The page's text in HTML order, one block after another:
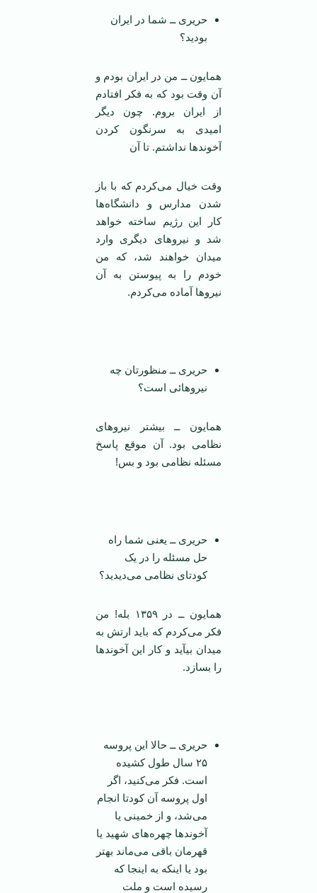
حریری ــ شما در ایران
بودید؟
همایون ــ من در ایران بودم و
آن وقت بود که به فکر افتادم
از ایران بروم. چون دیگر
امیدی به سرنگون کردن
آخوند‌ها نداشتم. تا آن
وقت خیال می‌کردم که با باز
شدن مدارس و دانشگاه‌ها
کار این رژیم ساخته خواهد
شد و نیروهای دیگری وارد
میدان خواهند شد، که من
خودم را به پیوستن به آن
نیرو‌ها آماده می‌کردم.
حریری ــ منظورتان چه
نیروهائی است؟
همایون ــ بیشتر نیروهای
نظامی بود. آن موقع پاسخ
مسئله نظامی بود و بس!
حریری ــ یعنی شما راه
حل مسئله را در یک
کودتای نظامی می‌دیدید؟
همایون ــ در ۱۳۵۹ بله! من
فکر می‌کردم که باید ارتش به
میدان بیآید و کار این آخوند‌ها
را بسازد.
حریری ــ حالا این پروسه
۲۵ سال طول کشیده
است. فکر می‌کنید، اگر
اول پروسه آن کودتا انجام
می‌شد، و از خمینی یا
آخوند‌ها چهره‌های شهید یا
قهرمان باقی می‌ماند بهتر
بود یا اینکه به اینجا که
رسیده است و ملت